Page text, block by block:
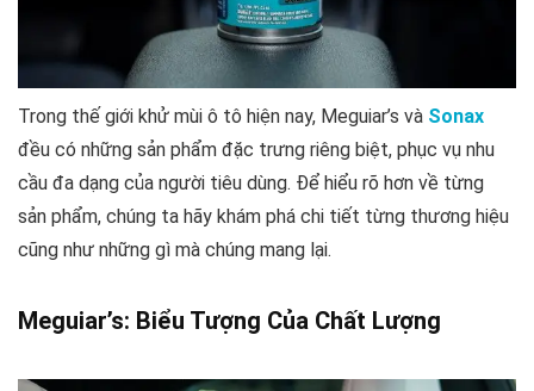
Trong thế giới khử mùi ô tô hiện nay, Meguiar’s và Sonax
đều có những sản phẩm đặc trưng riêng biệt, phục vụ nhu
cầu đa dạng của người tiêu dùng. Để hiểu rõ hơn về từng
sản phẩm, chúng ta hãy khám phá chi tiết từng thương hiệu
cũng như những gì mà chúng mang lại.
Meguiar’s: Biểu Tượng Của Chất Lượng